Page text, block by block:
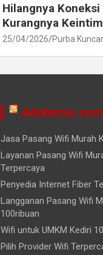
Hilangnya
Kurangnya
25/04/2026 Purba
Adabisnis.com
Jasa Pasang Wifi Murah
Layanan Pasang Wifi
Terpercaya
Penyedia Internet Fiber
Langganan Pasang Wifi
100ribuan
Wifi untuk UMKM Kediri
Pilih Provider Wifi